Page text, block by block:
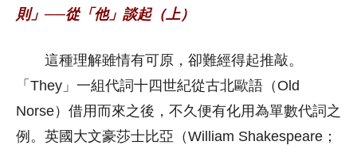
則」──從「他」談起（上）
這種理解雖情有可原，卻難經得起推敲。
「They」一組代詞十四世紀從古北歐語（Old
Norse）借用而來之後，不久便有化用為單數代詞之
例。英國大文豪莎士比亞（William Shakespeare；